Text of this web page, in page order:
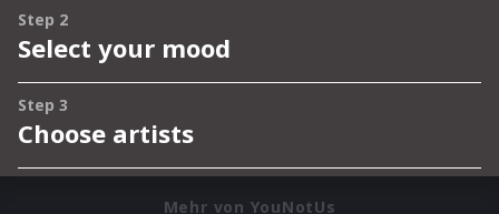
Mehr von YouNotUs